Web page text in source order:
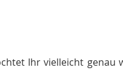
Ihr vielleicht genau